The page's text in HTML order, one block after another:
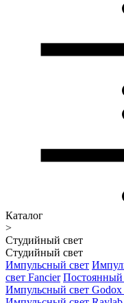
Каталог
>
Студийный свет
Студийный свет
Импульсный свет
свет Fancier Постоянный
Импульсный свет Godox